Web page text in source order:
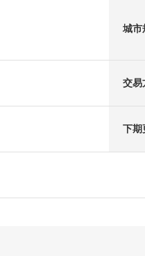
城市
交易
下期